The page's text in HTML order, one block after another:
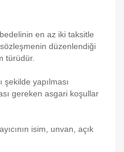
en az iki taksitle
düzenlendiği
türüdür.
şekilde yapılması
gereken asgari koşullar
isim, unvan, açık